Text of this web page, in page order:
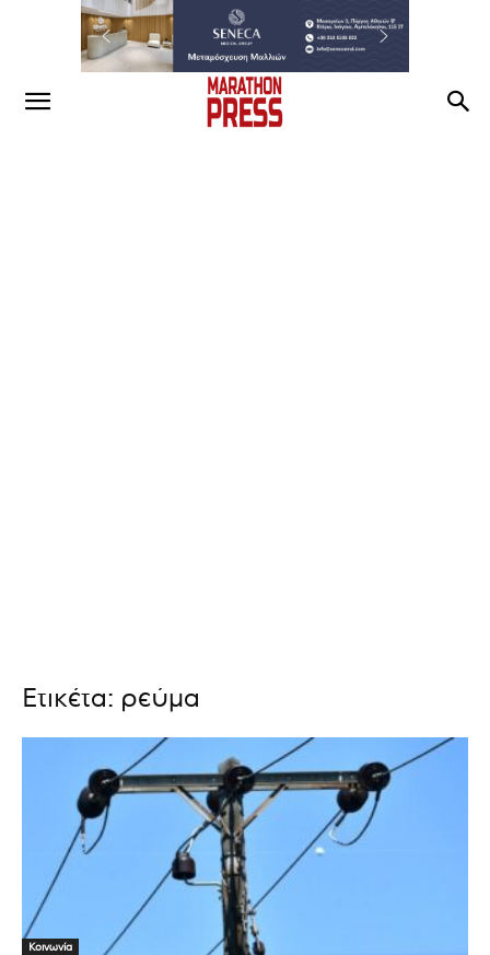
Ετικέτα: ρεύμα
Κοινωνία